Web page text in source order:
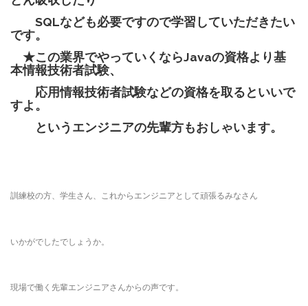
SQLなども必要ですので学習していただきたい
です。
★この業界でやっていくならJavaの資格より基
本情報技術者試験、
応用情報技術者試験などの資格を取るといいで
すよ。
というエンジニアの先輩方もおしゃいます。
訓練校の方、学生さん、これからエンジニアとして頑張るみなさん
いかがでしたでしょうか。
現場で働く先輩エンジニアさんからの声です。